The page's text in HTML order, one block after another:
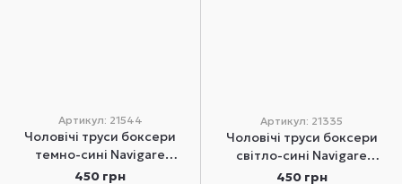
Артикул: 21544
Чоловічі труси боксери
темно-сині Navigare
BK21544 M
450 грн
Артикул: 21335
Чоловічі труси боксери
світло-сині Navigare
21335z XL
450 грн